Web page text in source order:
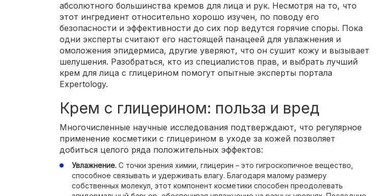
абсолютного большинства кремов для лица и рук. Несмотря на то, что
этот ингредиент относительно хорошо изучен, по поводу его
безопасности и эффективности до сих пор ведутся горячие споры. Пока
одни эксперты считают его настоящей панацеей для увлажнения и
омоложения эпидермиса, другие уверяют, что он сушит кожу и вызывает
шелушения. Разобраться, кто из специалистов прав, и выбрать лучший
крем для лица с глицерином помогут опытные эксперты портала
Expertology.
Крем с глицерином: польза и вред
Многочисленные научные исследования подтверждают, что регулярное
применение косметики с глицерином в уходе за кожей позволяет
добиться целого ряда положительных эффектов:
Увлажнение. С точки зрения химии, глицерин – это гигроскопичное вещество,
способное связывать и удерживать влагу. Благодаря малому размеру
собственных молекул, этот компонент косметики способен преодолевать